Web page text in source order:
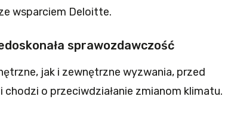
wsparciem Deloitte.
sprawozdawczość
jak i zewnętrzne wyzwania, przed
o przeciwdziałanie zmianom klimatu.